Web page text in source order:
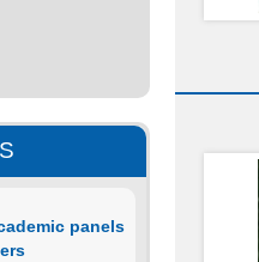
panels